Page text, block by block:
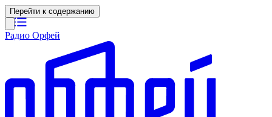
Перейти к содержанию
Радио Орфей